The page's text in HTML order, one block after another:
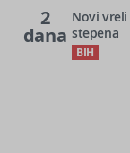
2
dana
Novi
stepena
BIH